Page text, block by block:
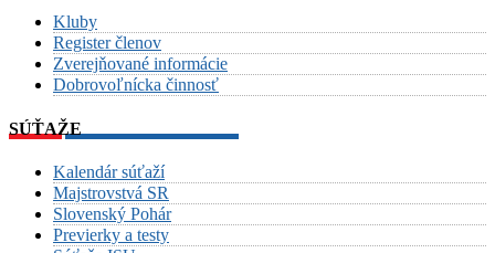
Kluby
Register členov
Zverejňované informácie
Dobrovoľnícka činnosť
SÚŤAŽE
Kalendár súťaží
Majstrovstvá SR
Slovenský Pohár
Previerky a testy